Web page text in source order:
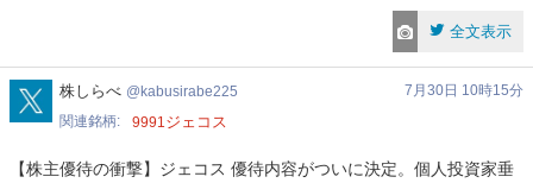
全文表示
kabusirabe225
株しらべ kabusirabe225
7月30日 10時15分
関連銘柄
9991ジェコス
【株主優待の衝撃】ジェコス 優待内容がついに決定。個人投資家垂